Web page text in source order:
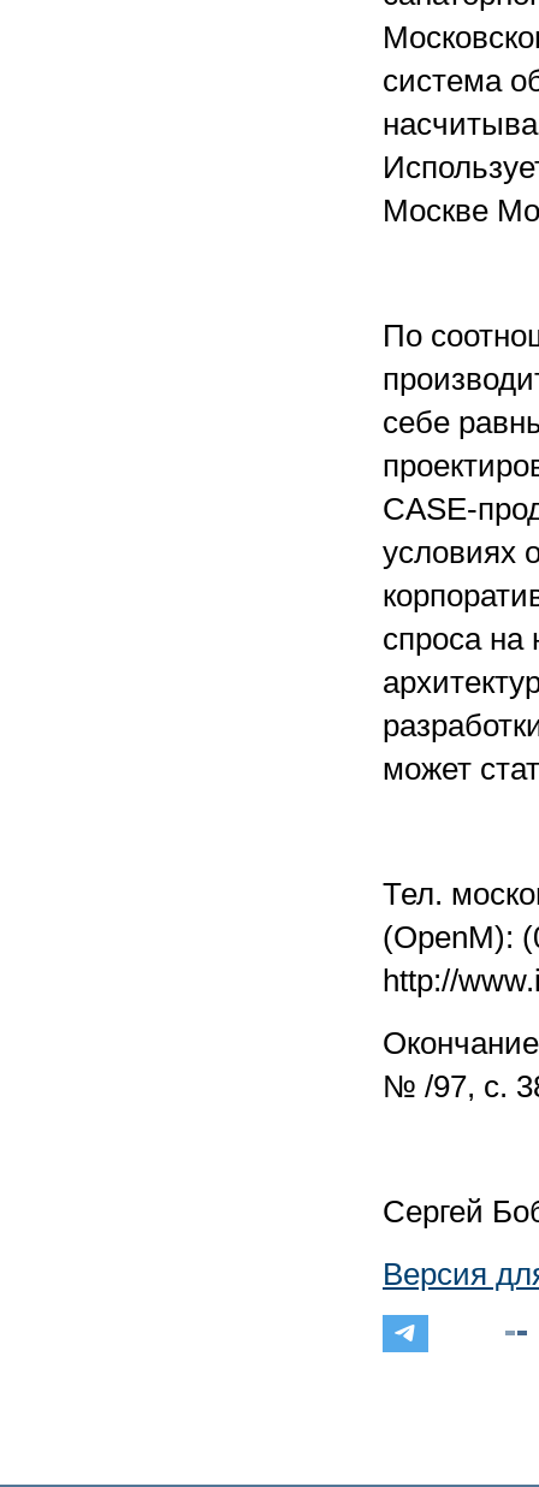
система
Москве
По
себе
CASE-
условиях
спроса на
может
Тел.
(OpenM):
http://
№ /97, с.
Сергей
Версия